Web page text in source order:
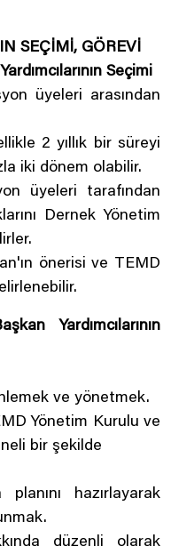
SEÇİMİ, GÖREVİ
Seçimi
üyeleri arasından
2 yıllık bir süreyi
iki dönem olabilir.
üyeleri tarafından
Dernek Yönetim
önerisi ve TEMD
Yardımcılarının
ve yönetmek.
Yönetim Kurulu ve
bir şekilde
hazırlayarak
düzenli olarak